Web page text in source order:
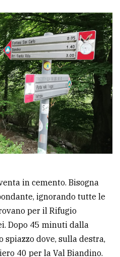
in cemento. Bisogna
ignorando tutte le
per il Rifugio
Dopo 45 minuti dalla
spiazzo dove, sulla destra,
40 per la Val Biandino.